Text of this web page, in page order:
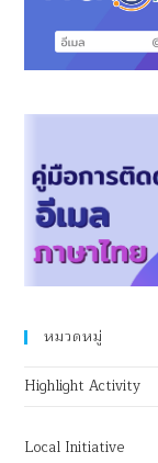
หมวดหมู่
Highlight Activity
Local Initiative